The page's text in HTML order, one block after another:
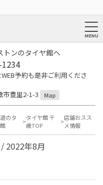
トンのタイヤ館へ
予約も是非ご利用くださ
豊里2-1-3
Map
のタ
タイヤ館 千
歳TOP
店舗おスス
メ情報
2022年8月